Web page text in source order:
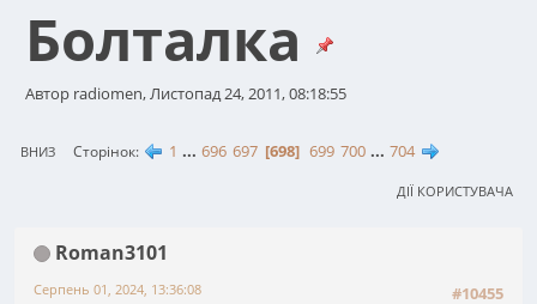
Болталка
Автор radiomen, Листопад 24, 2011, 08:18:55
ВНИЗ Сторінок 1 ... 696 697 698 699 700 ... 704
ДІЇ КОРИСТУВАЧА
Roman3101
#10455
Серпень 01, 2024, 13:36:08